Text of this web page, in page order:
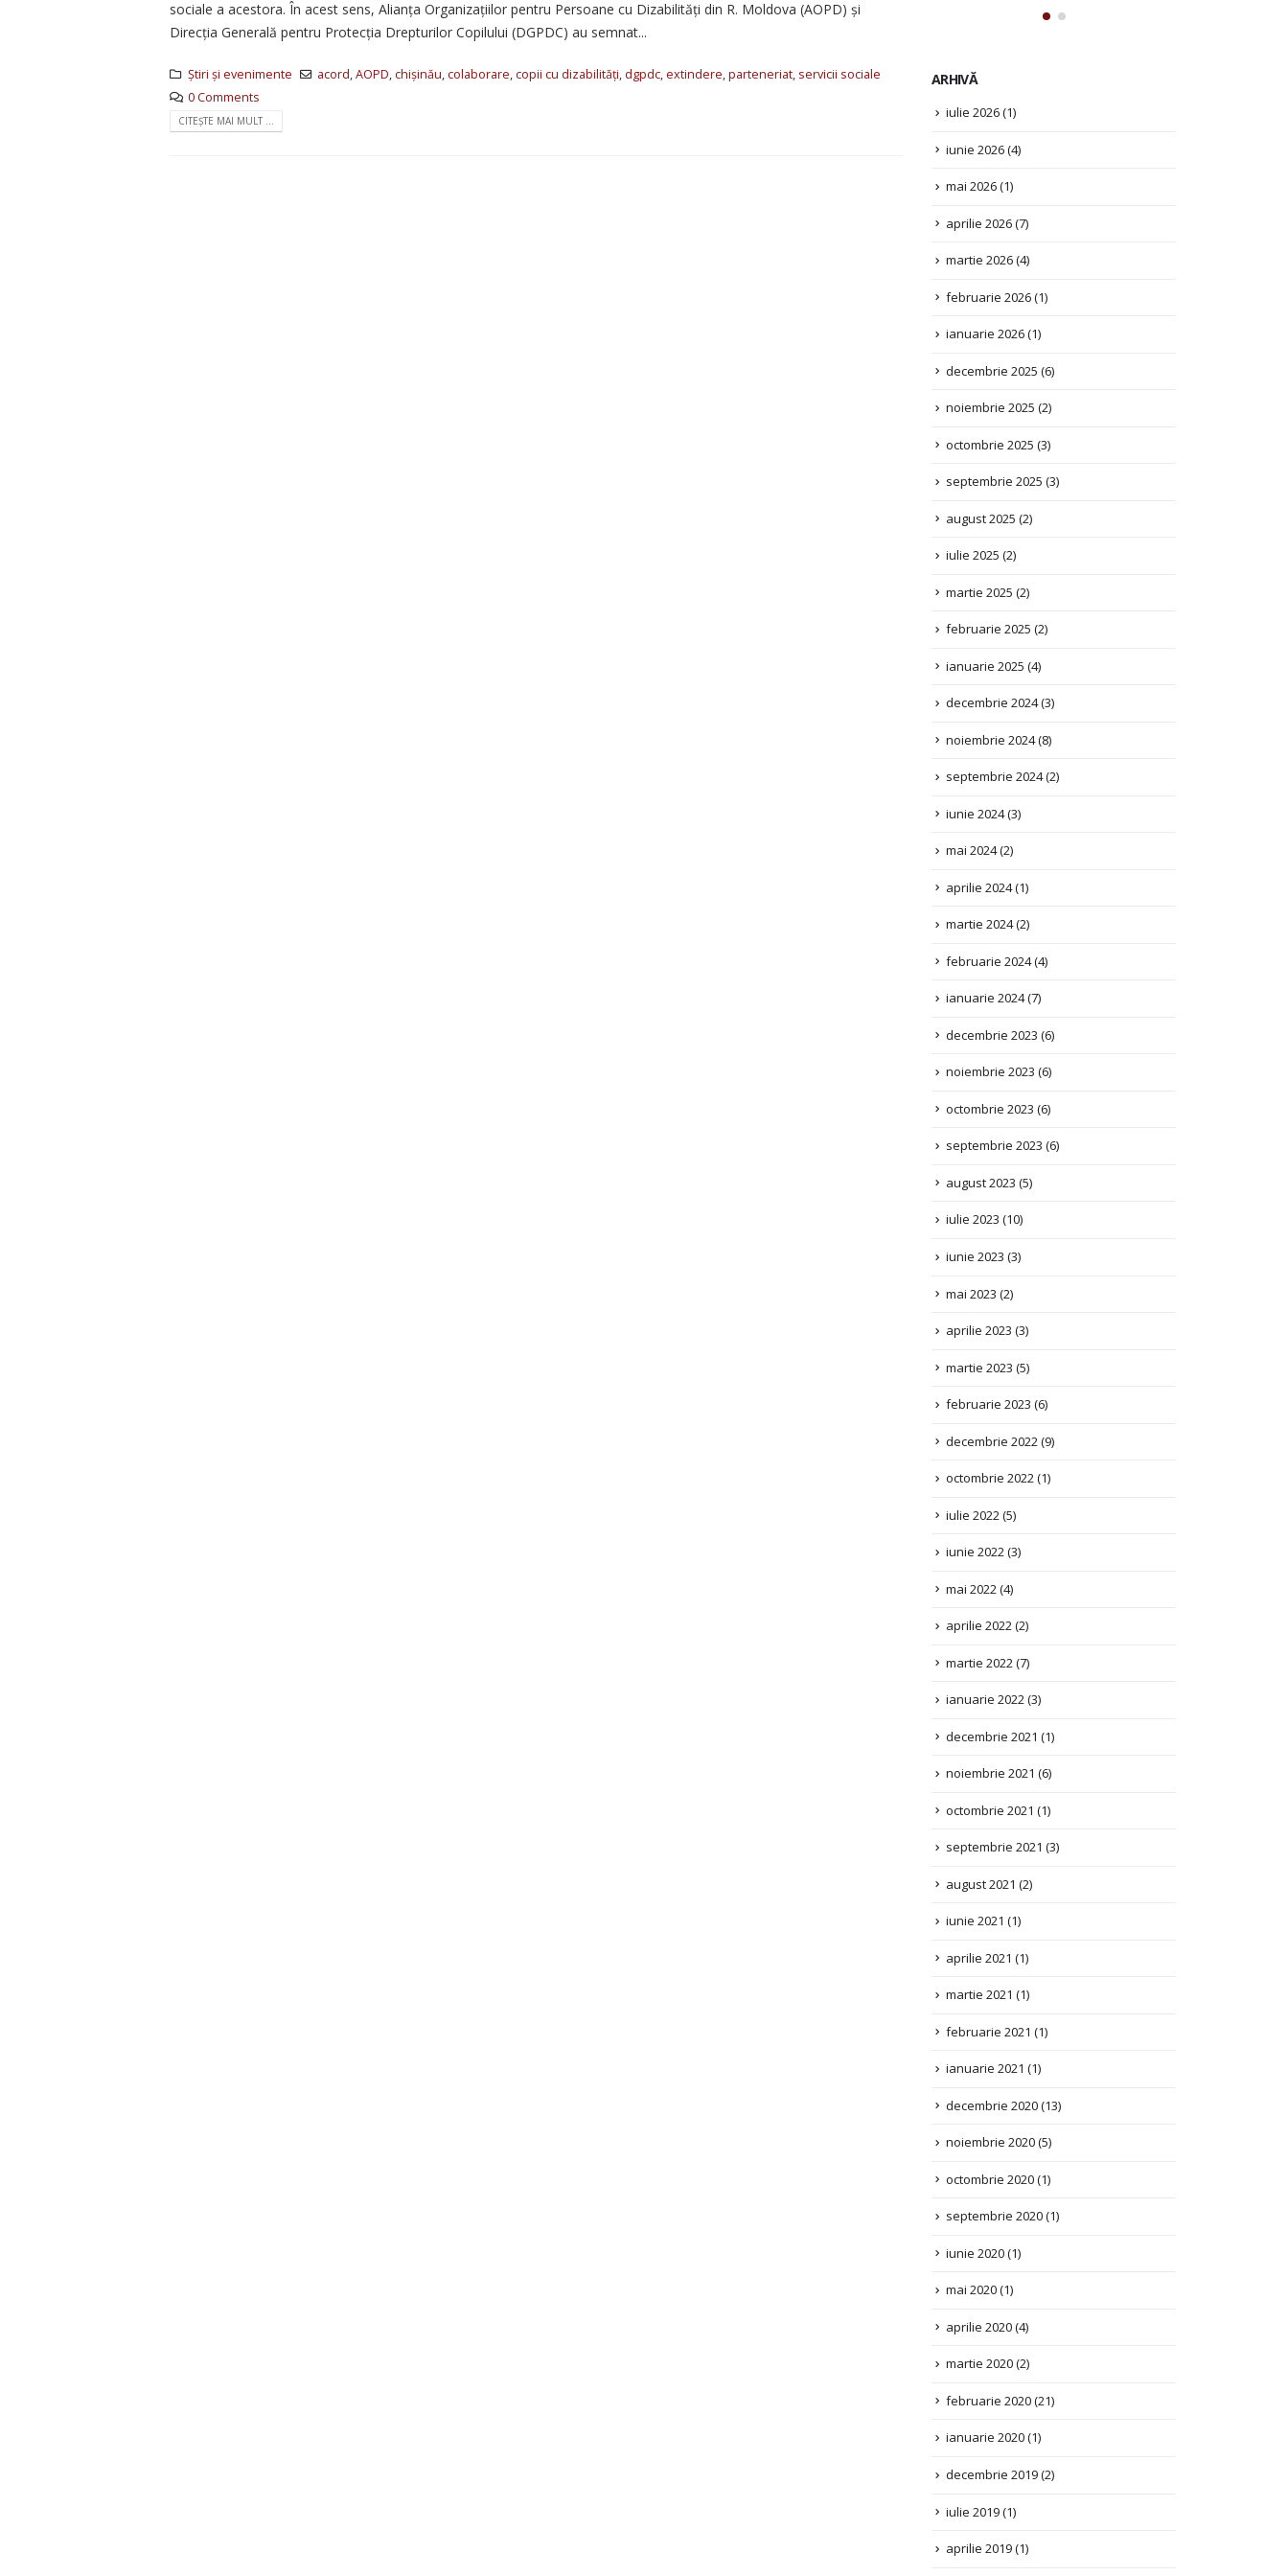
sociale a acestora. În acest sens, Alianța Organizațiilor pentru Persoane cu Dizabilități din R. Moldova (AOPD) și
Direcția Generală pentru Protecția Drepturilor Copilului (DGPDC) au semnat...
Știri și evenimente acord,AOPD,chișinău,colaborare,copii cu dizabilități, dgpdc, extindere,parteneriat, servicii sociale
0 Comments
CITEȘTE MAI MULT ...
iulie 2026
iunie 2026(4)
mai 2026(1)
aprilie 2026(7)
martie 2026 (4)
februarie 2026
ianuarie 2026(1)
decembrie 2025(6)
noiembrie 2025(2)
octombrie 2025 (3)
septembrie 2025(3)
august 2025 (2)
iulie 2025(2)
martie 2025(2)
februarie 2025
ianuarie 2025(4)
decembrie 2024(3)
noiembrie 2024(8)
septembrie 2024(2)
iunie 2024(3)
mai 2024(2)
aprilie 2024(1)
martie 2024 (2)
februarie 2024
ianuarie 2024(7)
decembrie 2023(6)
noiembrie 2023(6)
octombrie 2023 (6)
septembrie 2023(6)
august 2023 (5)
iulie 2023(10)
iunie 2023(3)
mai 2023(2)
aprilie 2023(3)
martie 2023 (5)
februarie 2023
decembrie 2022(9)
octombrie 2022(1)
iulie 2022(5)
iunie 2022(3)
mai 2022(4)
aprilie 2022(2)
martie 2022 (7)
ianuarie 2022(3)
decembrie 2021(1)
noiembrie 2021(6)
octombrie 2021 (1)
septembrie 2021(3)
august 2021 (2)
iunie 2021(1)
aprilie 2021(1)
martie 2021 (1)
februarie 2021
ianuarie 2021(1)
decembrie 2020(13)
noiembrie 2020(5)
octombrie 2020(1)
septembrie 2020(1)
iunie 2020(1)
mai 2020(1)
aprilie 2020(4)
martie 2020 (2)
februarie 2020
ianuarie 2020(1)
decembrie 2019(2)
iulie 2019(1)
aprilie 2019(1)
decembrie 2018